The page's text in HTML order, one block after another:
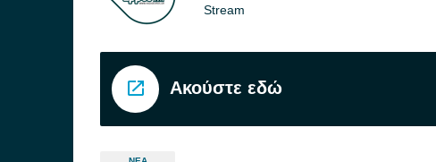
Stream
Ακούστε εδώ